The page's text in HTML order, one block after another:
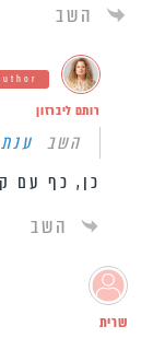
השב
רותם ליברזון
השב ענת
כן, כף עם
השב
שרית